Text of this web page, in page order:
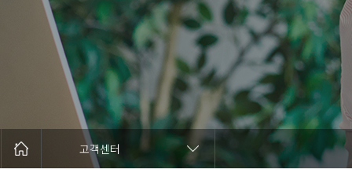
고객센터